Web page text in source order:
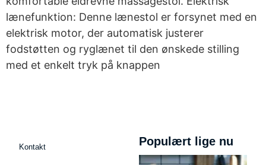
lænefunktion: Denne lænestol er forsynet med en
elektrisk motor, der automatisk justerer
fodstøtten og ryglænet til den ønskede stilling
med et enkelt tryk på knappen
Kontakt Populært lige nu